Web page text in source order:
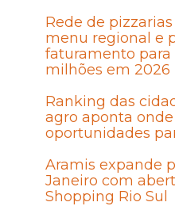
Rede de
menu regional e
faturamento para
milhões em 2026
Ranking das
agro aponta
oportunidades
Aramis expande
Janeiro com
Shopping Rio Sul